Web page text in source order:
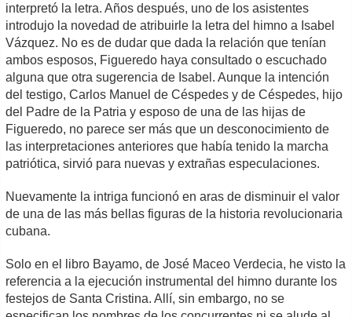
interpretó la letra. Años después, uno de los asistentes
introdujo la novedad de atribuirle la letra del himno a Isabel
Vázquez. No es de dudar que dada la relación que tenían
ambos esposos, Figueredo haya consultado o escuchado
alguna que otra sugerencia de Isabel. Aunque la intención
del testigo, Carlos Manuel de Céspedes y de Céspedes, hijo
del Padre de la Patria y esposo de una de las hijas de
Figueredo, no parece ser más que un desconocimiento de
las interpretaciones anteriores que había tenido la marcha
patriótica, sirvió para nuevas y extrañas especulaciones.
Nuevamente la intriga funcionó en aras de disminuir el valor
de una de las más bellas figuras de la historia revolucionaria
cubana.
Solo en el libro Bayamo, de José Maceo Verdecia, he visto la
referencia a la ejecución instrumental del himno durante los
festejos de Santa Cristina. Allí, sin embargo, no se